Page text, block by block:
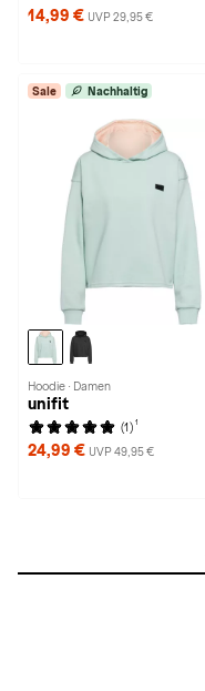
14,99 € UVP 29,95 €
Sale Nachhaltig
Hoodie · Damen
unifit
(1) 1
24,99 € UVP 49,95 €